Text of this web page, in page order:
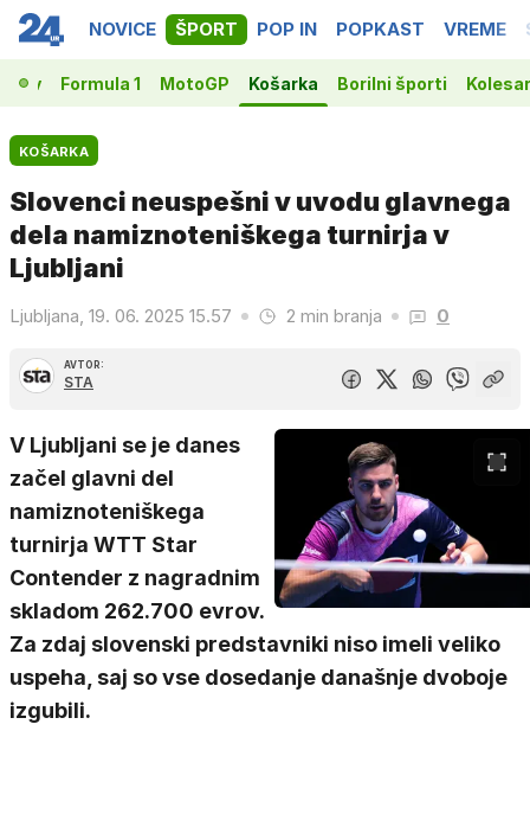
NOVICE ŠPORT POP IN POPKAST VREME
Formula 1 MotoGP Košarka Borilni športi
KOŠARKA
Slovenci neuspešni v uvodu glavnega
dela namiznoteniškega turnirja v
Ljubljani
Ljubljana, 19. 06. 2025 15.57 2 min branja 0
AVTOR:
STA
V Ljubljani se je danes
začel glavni del
namiznoteniškega
turnirja WTT Star
Contender z nagradnim
skladom 262.700 evrov.
Za zdaj slovenski predstavniki niso imeli veliko
uspeha, saj so vse dosedanje današnje dvoboje
izgubili.